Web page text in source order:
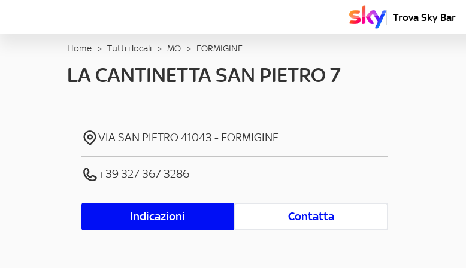
Trova Sky Bar
Home > Tutti i locali > MO > FORMIGINE
LA CANTINETTA SAN PIETRO 7
VIA SAN PIETRO 41043 - FORMIGINE
+39 327 367 3286
Indicazioni Contatta